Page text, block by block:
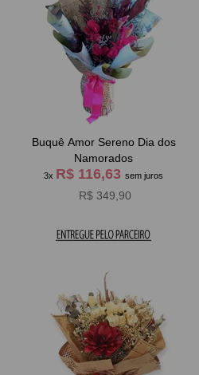
Buquê Amor Sereno Dia dos
Namorados
3x R$ 116,63sem juros
R$ 349,90